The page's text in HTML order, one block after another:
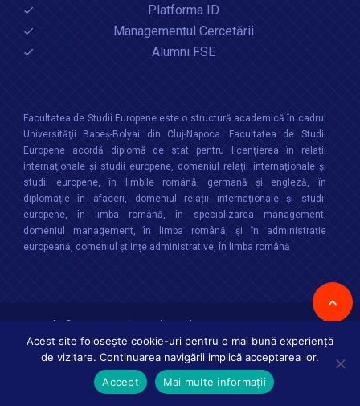
Platforma ID
Managementul Cercetării
Alumni FSE
Facultatea de Studii Europene este o structură academică în cadrul
Universităţii Babeș-Bolyai din Cluj-Napoca. Facultatea de Studii
Europene acordă diplomă de stat pentru licențierea în relaţii
internaţionale şi studii europene, domeniul relații internaționale şi
studii europene, în limbile română, germană și engleză, în
diplomație în afaceri, domeniul relații internaționale și studii
europene, în limba română, în specializarea management,
domeniul management, în limba română, și în administrație
europeană, domeniul științe administrative, în limba română
Copyright © 2026 : Facultatea de Studii Europene
Universitatea Babes-
BolyaiToate drepturile rezervate
Acest site folosește cookie-uri pentru o mai bună experiență
de vizitare. Continuarea navigării implică acceptarea lor.
Accept
Mai multe informații